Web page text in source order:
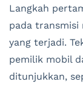
Langkah
pada
yang terjadi.
pemilik mobil
ditunjukkan,